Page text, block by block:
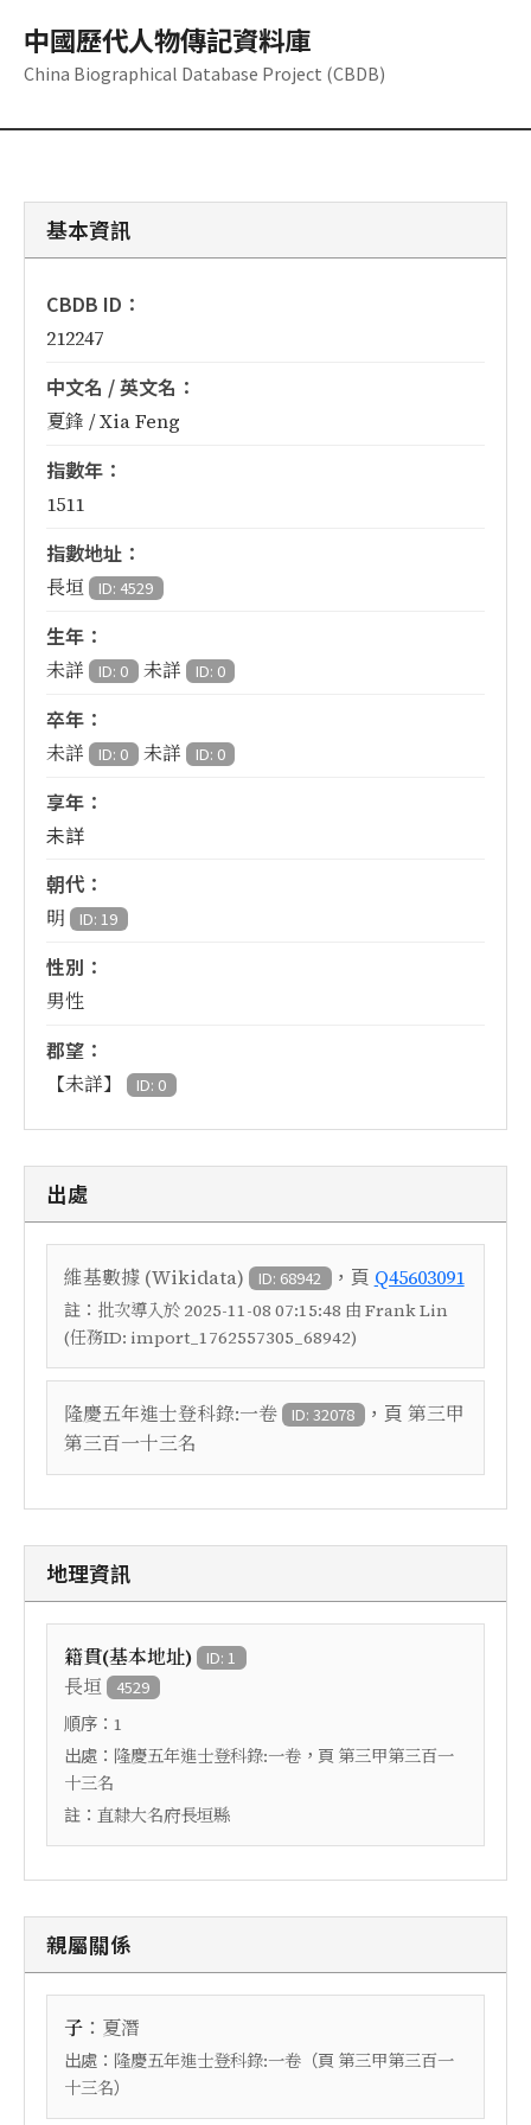
中國歷代人物傳記資料庫
China Biographical Database Project (CBDB)
基本資訊
CBDB ID：
212247
中文名 / 英文名：
夏鋒 / Xia Feng
指數年：
1511
指數地址：
長垣 ID: 4529
生年：
未詳 ID: 0 未詳 ID: 0
卒年：
未詳 ID: 0 未詳 ID: 0
享年：
未詳
朝代：
明 ID: 19
性別：
男性
郡望：
【未詳】 ID: 0
出處
維基數據 (Wikidata) ID: 68942 ，頁 Q45603091
註： 批次導入於 2025-11-08 07:15:48 由 Frank Lin
(任務ID: import_1762557305_68942)
隆慶五年進士登科錄:一卷 ID: 32078 ，頁 第三甲
第三百一十三名
地理資訊
籍貫(基本地址) ID: 1
長垣 4529
順序： 1
出處： 隆慶五年進士登科錄:一卷 ，頁 第三甲第三百一
十三名
註： 直隸大名府長垣縣
親屬關係
子 ： 夏潛
出處： 隆慶五年進士登科錄:一卷 （頁 第三甲第三百一
十三名）